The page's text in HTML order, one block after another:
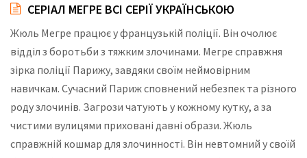
СЕРІАЛ МЕГРЕ ВСІ СЕРІЇ УКРАЇНСЬКОЮ
Жюль Мегре працює у французькій поліції. Він очолює
відділ з боротьби з тяжким злочинами. Мегре справжня
зірка поліції Парижу, завдяки своїм неймовірним
навичкам. Сучасний Париж сповнений небезпек та різного
роду злочинів. Загрози чатують у кожному кутку, а за
чистими вулицями приховані давні образи. Жюль
справжній кошмар для злочинності. Він невтомний у своїй